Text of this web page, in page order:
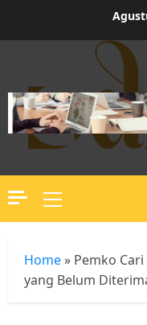
Primary
Menu
Home » Pemko
yang Belum